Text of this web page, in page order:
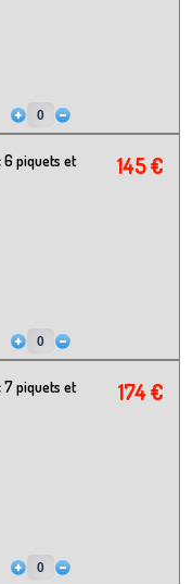
6 piquets et
145 €
7 piquets et
174 €